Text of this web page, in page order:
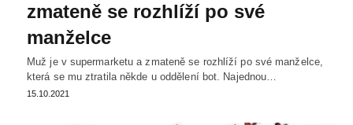
zmateně se rozhlíží po své
manželce
Muž je v supermarketu a zmateně se rozhlíží po své manželce,
která se mu ztratila někde u oddělení bot. Najednou…
15.10.2021